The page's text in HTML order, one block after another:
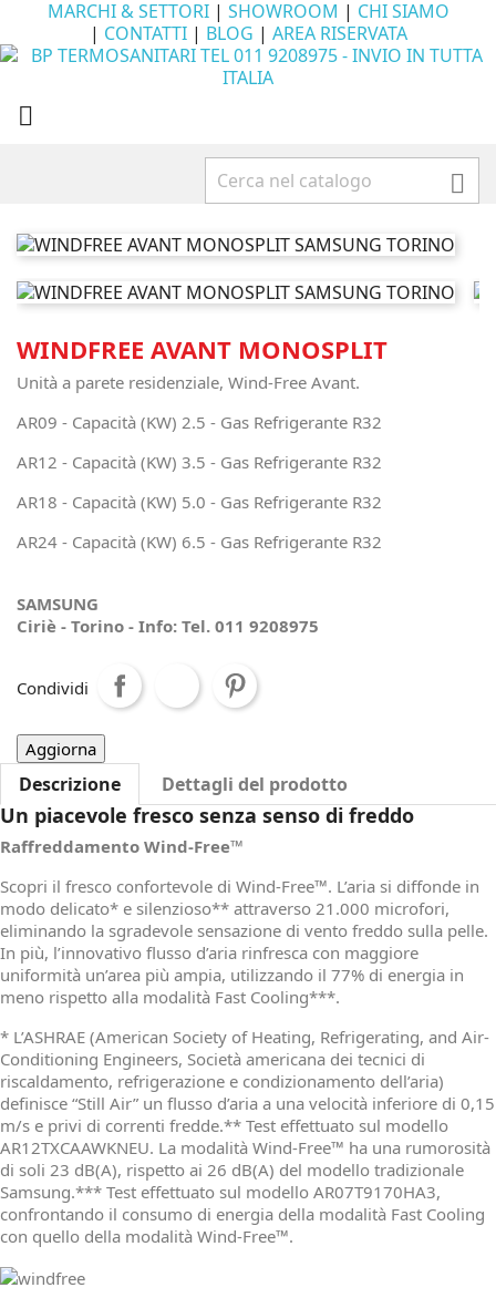
MARCHI & SETTORI| SHOWROOM | CHI SIAMO
| CONTATTI| BLOG | AREA RISERVATA


WINDFREE AVANT MONOSPLIT
Unità a parete residenziale, Wind-Free Avant.
AR09 - Capacità (KW) 2.5 - Gas Refrigerante R32
AR12 - Capacità (KW) 3.5 - Gas Refrigerante R32
AR18 - Capacità (KW) 5.0 - Gas Refrigerante R32
AR24 - Capacità (KW) 6.5 - Gas Refrigerante R32
SAMSUNG
Ciriè - Torino - Info: Tel. 011 9208975
Condividi
Descrizione Dettagli del prodotto
Un piacevole fresco senza senso di freddo
Raffreddamento Wind-Free™
Scopri il fresco confortevole di Wind-Free™. L’aria si diffonde in
modo delicato* e silenzioso** attraverso 21.000 microfori,
eliminando la sgradevole sensazione di vento freddo sulla pelle.
In più, l’innovativo flusso d’aria rinfresca con maggiore
uniformità un’area più ampia, utilizzando il 77% di energia in
meno rispetto alla modalità Fast Cooling***.
* L’ASHRAE (American Society of Heating, Refrigerating, and Air-
Conditioning Engineers, Società americana dei tecnici di
riscaldamento, refrigerazione e condizionamento dell’aria)
definisce “Still Air” un flusso d’aria a una velocità inferiore di 0,15
m/s e privi di correnti fredde.** Test effettuato sul modello
AR12TXCAAWKNEU. La modalità Wind-Free™ ha una rumorosità
di soli 23 dB(A), rispetto ai 26 dB(A) del modello tradizionale
Samsung.*** Test effettuato sul modello AR07T9170HA3,
confrontando il consumo di energia della modalità Fast Cooling
con quello della modalità Wind-Free™.